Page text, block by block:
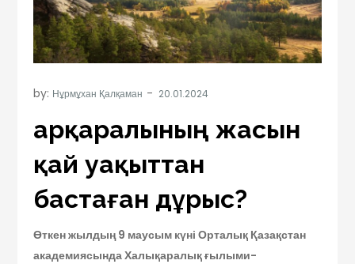
by: Нұрмұхан Қалқаман
Қарқаралының жасын
қай уақыттан
бастаған дұрыс?
Өткен жылдың 9 маусым күні Орталық Қазақстан
академиясында Халықаралық ғылыми-